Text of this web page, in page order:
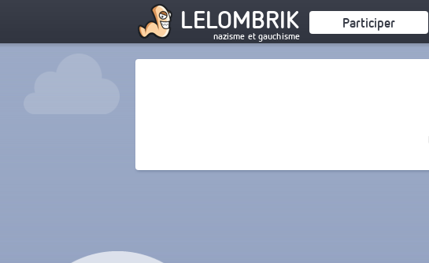
LELOMBRIK
nazisme et gauchisme
Participer